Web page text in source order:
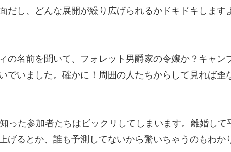
だし、どんな展開が繰り広げられるかドキドキします
の名前を聞いて、フォレット男爵家の令嬢か？キャン
でいました。確かに！周囲の人たちからして見れば歪
った参加者たちはビックリしてしまいます。離婚して
げるとか、誰も予測してないから驚いちゃうのもわか